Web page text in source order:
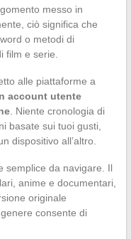
messo in
ciò significa che
o metodi di
film e serie.
alle piattaforme a
account utente
. Niente cronologia di
basate sui tuoi gusti,
dispositivo all’altro.
semplice da navigare. Il
anime e documentari,
originale
consente di